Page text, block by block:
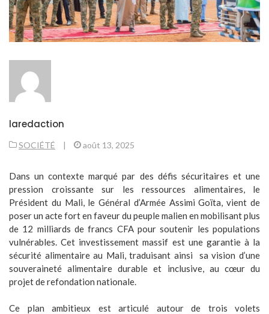
laredaction
SOCIÉTÉ | août 13, 2025
Dans un contexte marqué par des défis sécuritaires et une
pression croissante sur les ressources alimentaires, le
Président du Mali, le Général d’Armée Assimi Goïta, vient de
poser un acte fort en faveur du peuple malien en mobilisant plus
de 12 milliards de francs CFA pour soutenir les populations
vulnérables. Cet investissement massif est une garantie à la
sécurité alimentaire au Mali, traduisant ainsi sa vision d’une
souveraineté alimentaire durable et inclusive, au cœur du
projet de refondation nationale.
Ce plan ambitieux est articulé autour de trois volets